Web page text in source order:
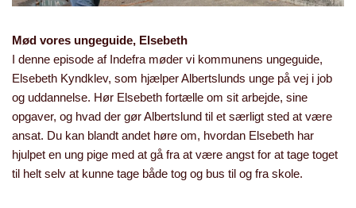
Mød vores ungeguide, Elsebeth
I denne episode af Indefra møder vi kommunens ungeguide,
Elsebeth Kyndklev, som hjælper Albertslunds unge på vej i job
og uddannelse. Hør Elsebeth fortælle om sit arbejde, sine
opgaver, og hvad der gør Albertslund til et særligt sted at være
ansat. Du kan blandt andet høre om, hvordan Elsebeth har
hjulpet en ung pige med at gå fra at være angst for at tage toget
til helt selv at kunne tage både tog og bus til og fra skole.